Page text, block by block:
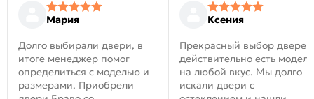
Мария
Долго выбирали двери, в
итоге менеджер помог
определиться с моделью и
размерами. Приобрели
Ксения
Прекрасный выбор
действительно есть модели
на любой вкус. Мы долго
искали двери с